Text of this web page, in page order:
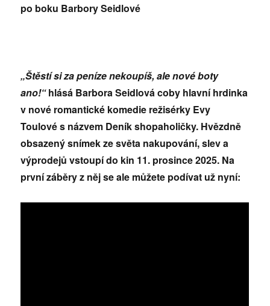
po boku Barbory Seidlové
„Štěstí si za peníze nekoupíš, ale nové boty
ano!“hlásá Barbora Seidlová coby hlavní hrdinka
v nové romantické komedie režisérky Evy
Toulové s názvem Deník shopaholičky. Hvězdně
obsazený snímek ze světa nakupování, slev a
výprodejů vstoupí do kin 11. prosince 2025. Na
první záběry z něj se ale můžete podívat už nyní: